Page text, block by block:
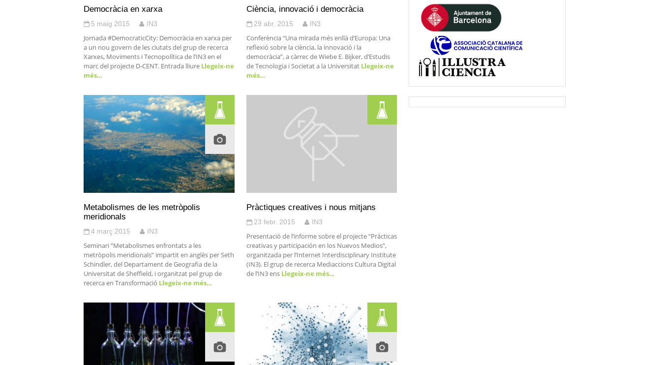
Democràcia en xarxa
5 maig 2015 IN3
Jornada #DemocraticCity: Democràcia en xarxa per
a un nou govern de les ciutats del grup de recerca
Xarxes, Moviments i Tecnopolítica de l’IN3 en el
marc del projecte D-CENT. Entrada lliure Llegeix-ne
més…
Ciència, innovació i democràcia
29 abr. 2015 IN3
Conferència “Una mirada més enllà d’Europa: Una
reflexió sobre la ciència, la innovació i la
democràcia”, a càrrec de Wiebe E. Bijker, d’Estudis
de Tecnologia i Societat a la UniversitatLlegeix-ne
més…
Metabolismes de les metròpolis
meridionals
4 març 2015 IN3
Seminari “Metabolismes enfrontats a les
metròpolis meridionals” impartit en anglès per Seth
Schindler, del Departament de Geografia de la
Universitat de Sheffield, i organitzat pel grup de
recerca en Transformació Llegeix-ne més…
Pràctiques creatives i nous mitjans
23 febr. 2015 IN3
Presentació de l’informe sobre el projecte “Prácticas
creativas y participación en los Nuevos Medios”,
organitzada per l’Internet Interdisciplinary Institute
(IN3). El grup de recerca Mediaccions Cultura Digital
de l’IN3 ensLlegeix-ne més…